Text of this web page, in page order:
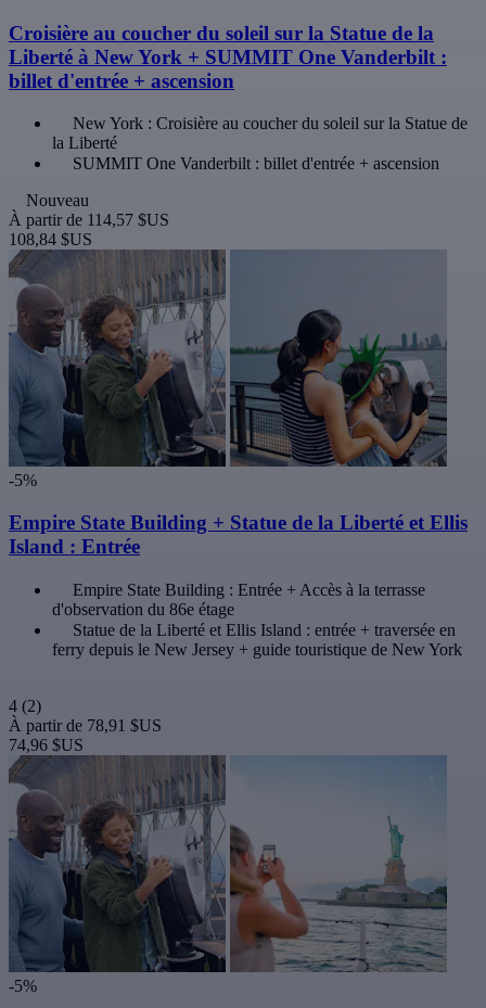
Croisière au coucher du soleil sur la Statue de la
Liberté à New York + SUMMIT One Vanderbilt :
billet d'entrée + ascension
New York : Croisière au coucher du soleil sur la Statue de
la Liberté
SUMMIT One Vanderbilt : billet d'entrée + ascension
Nouveau
À partir de 114,57 $US
108,84 $US
-5%
Empire State Building + Statue de la Liberté et Ellis
Island : Entrée
Empire State Building : Entrée + Accès à la terrasse
d'observation du 86e étage
Statue de la Liberté et Ellis Island : entrée + traversée en
ferry depuis le New Jersey + guide touristique de New York
4 (2)
À partir de 78,91 $US
74,96 $US
-5%